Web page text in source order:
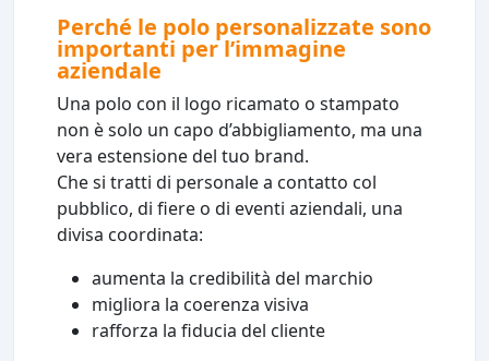
Perché le polo personalizzate sono
importanti per l’immagine
aziendale
Una polo con il logo ricamato o stampato
non è solo un capo d’abbigliamento, ma una
vera estensione del tuo brand.
Che si tratti di personale a contatto col
pubblico, di fiere o di eventi aziendali, una
divisa coordinata:
aumenta la credibilità del marchio
migliora la coerenza visiva
rafforza la fiducia del cliente